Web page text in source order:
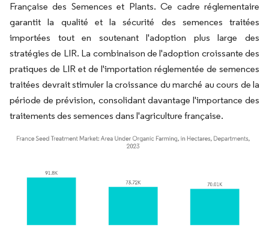
Française des Semences et Plants. Ce cadre réglementaire
garantit la qualité et la sécurité des semences traitées
importées tout en soutenant l'adoption plus large des
stratégies de LIR. La combinaison de l'adoption croissante des
pratiques de LIR et de l'importation réglementée de semences
traitées devrait stimuler la croissance du marché au cours de la
période de prévision, consolidant davantage l'importance des
traitements des semences dans l'agriculture française.